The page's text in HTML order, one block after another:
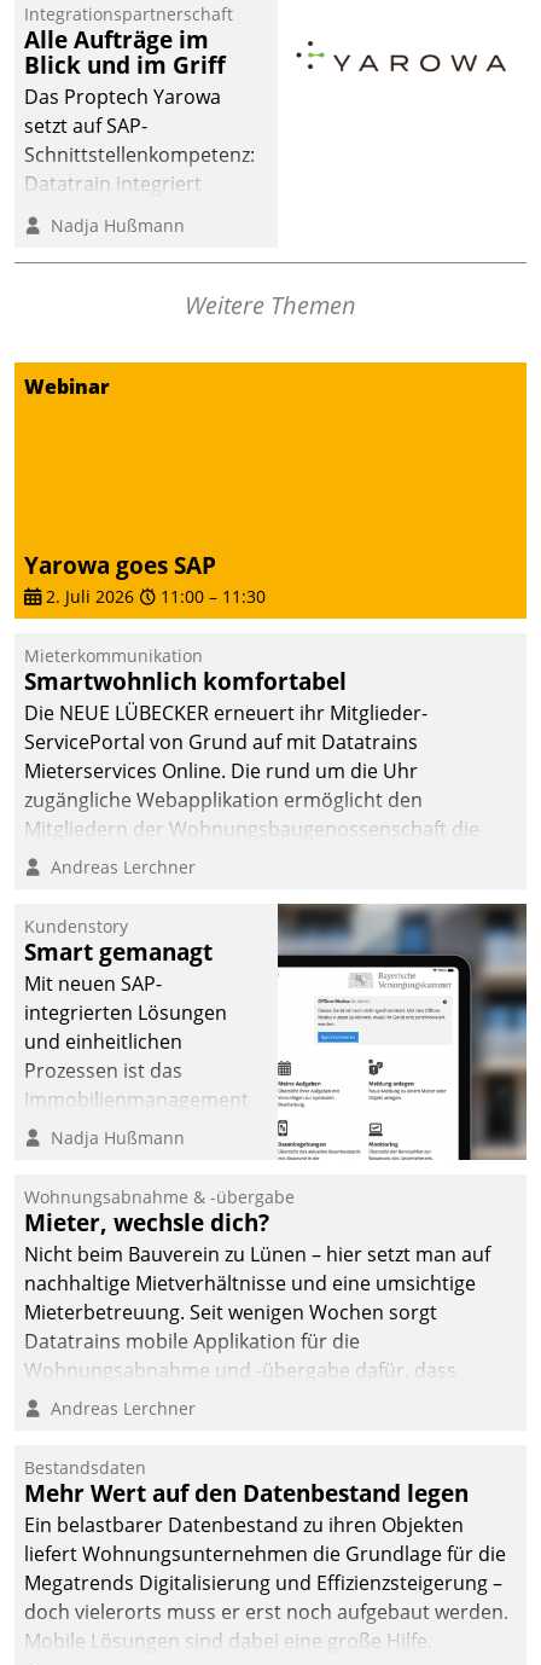
passende Fragen und
Schlagworte auswirft.
Eine intuitive
Dialogführung ermöglicht
dem externen
Serviceteam, Anrufe von
Mietenden zügiger und
effizienter zu bearbeiten.
Integrationspartnerschaft
Alle Aufträge im
Blick und im Griff
Das Proptech Yarowa
setzt auf SAP-
Schnittstellenkompetenz:
Datatrain integriert
Yarowas Portal zur
Vergabe und Verwaltung
von Aufträgen der
SAP-Systemlandschaft
deutscher
Nadja Hußmann
Weitere Themen
Webinar
Yarowa goes SAP
2. Juli 2026 11:00 – 11:30
Mieterkommunikation
Smartwohnlich komfortabel
Die NEUE LÜBECKER erneuert ihr Mitglieder-
ServicePortal von Grund auf mit Datatrains
Mieterservices Online. Die rund um die Uhr
zugängliche Webapplikation ermöglicht den
Mitgliedern der Wohnungs­bau­genossenschaft die
Kontaktaufnahme per Smartphone, Tablet oder PC.
Andreas Lerchner
Kundenstory
Smart gemanagt
Mit neuen SAP-
integrierten Lösungen
und einheitlichen
Prozessen ist das
Immobilienmanagement
der Bayerischen
Ressort Kapitalanlage für
künftige Aufgaben und
Herausforderungen
gerüstet.
Nadja Hußmann
Wohnungsabnahme & -übergabe
Mieter, wechsle dich?
Nicht beim Bauverein zu Lünen – hier setzt man auf
nachhaltige Mietverhältnisse und eine umsichtige
Mieterbetreuung. Seit wenigen Wochen sorgt
Datatrains mobile Applikation für die
Wohnungsabnahme und -übergabe dafür, dass
Mieter wohlgeordnet kommen und, so es sein muss,
Andreas Lerchner
Bestandsdaten
Mehr Wert auf den Datenbestand legen
Ein belastbarer Datenbestand zu ihren Objekten
liefert Wohnungsunternehmen die Grundlage für die
Megatrends Digitalisierung und Effizienzsteigerung –
doch vielerorts muss er erst noch aufgebaut werden.
Mobile Lösungen sind dabei eine große Hilfe.